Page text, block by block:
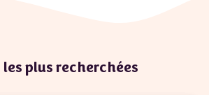
plus recherchées